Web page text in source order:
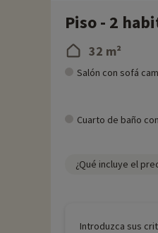
Piso - 2
32 m²
Salón con sofá
Cuarto de baño
¿Qué incluye el
Introduzca sus